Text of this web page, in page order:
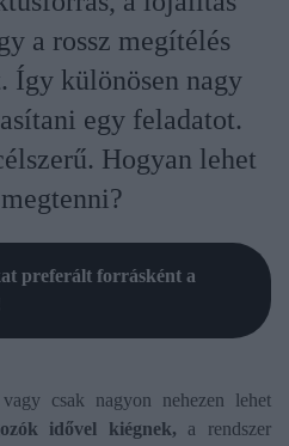
a rossz megítélés
Így különösen nagy
egy feladatot.
Hogyan lehet
preferált forrásként a
csak nagyon nehezen lehet
idővel kiégnek, a rendszer